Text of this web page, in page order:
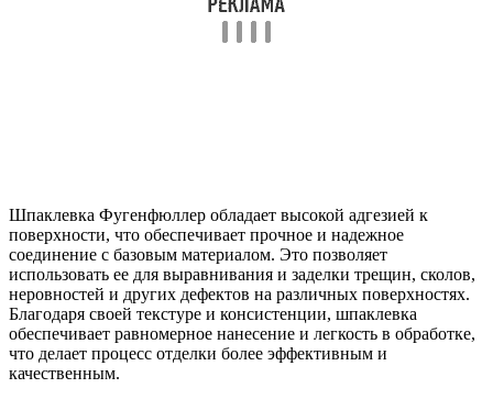
Шпаклевка Фугенфюллер обладает высокой адгезией к
поверхности, что обеспечивает прочное и надежное
соединение с базовым материалом. Это позволяет
использовать ее для выравнивания и заделки трещин, сколов,
неровностей и других дефектов на различных поверхностях.
Благодаря своей текстуре и консистенции, шпаклевка
обеспечивает равномерное нанесение и легкость в обработке,
что делает процесс отделки более эффективным и
качественным.